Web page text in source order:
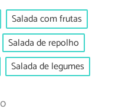
Salada com frutas
Salada de repolho
Salada de legumes